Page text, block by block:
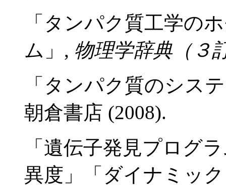
「タンパク質工学の
ム」, 物理学辞典（３
「タンパク質のシス
朝倉書店 (2008).
「遺伝子発見プログ
異度」「ダイナミッ